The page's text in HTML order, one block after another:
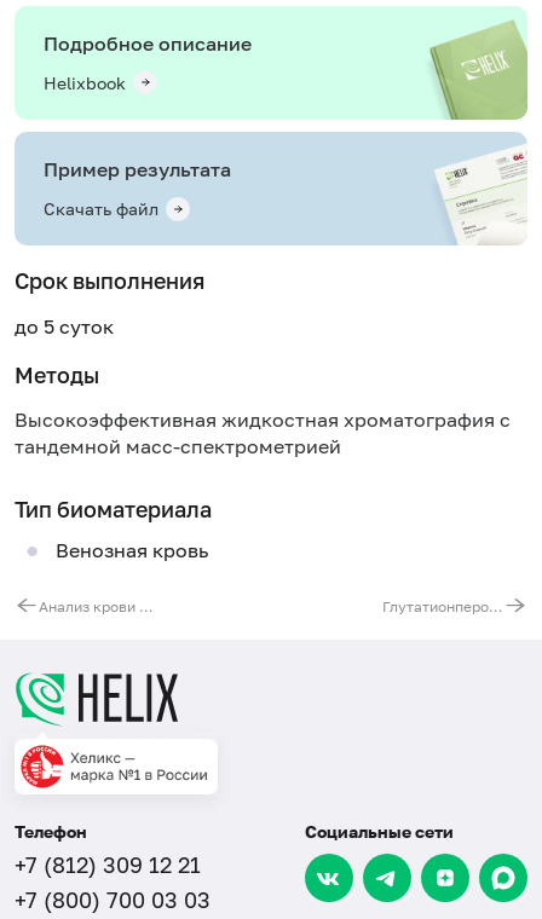
Подробное описание
Helixbook
Пример результата
Скачать файл
Срок выполнения
до 5 суток
Методы
Высокоэффективная жидкостная хроматография с
тандемной масс-спектрометрией
Тип биоматериала
Венозная кровь
Анализ крови на аминокислоты и ацилкарнитины (32 показателя) Глутатионпероксидаза в эритроцитах
Телефон
+7 (812) 309 12 21
+7 (800) 700 03 03
Социальные сети